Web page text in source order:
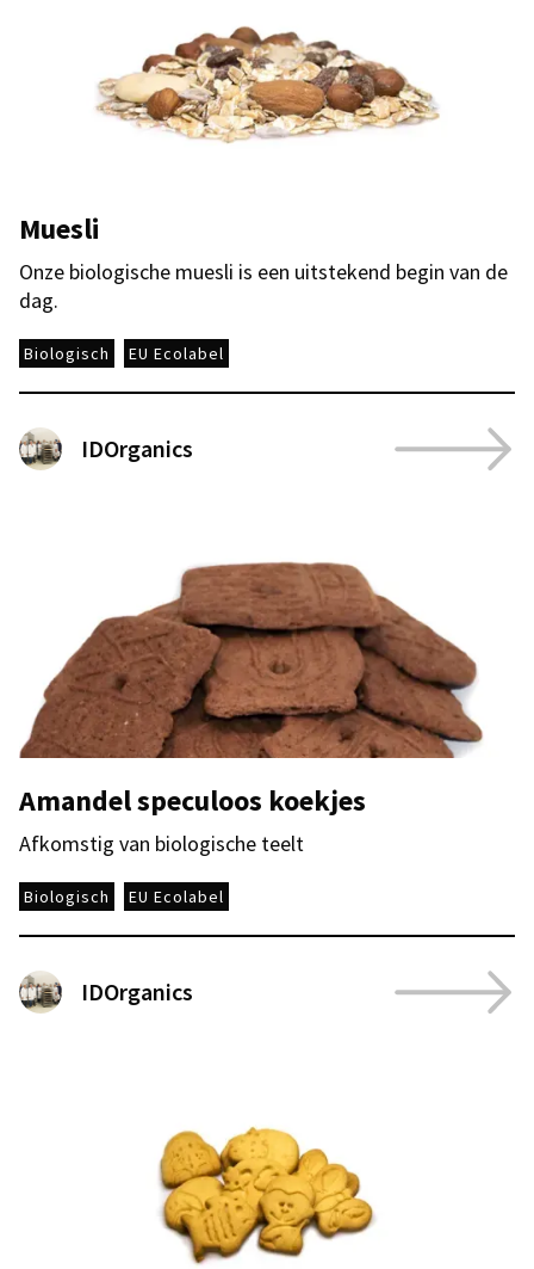
Muesli
Onze biologische muesli is een uitstekend begin van de
dag.
Biologisch EU Ecolabel
IDOrganics
Amandel speculoos koekjes
Afkomstig van biologische teelt
Biologisch EU Ecolabel
IDOrganics